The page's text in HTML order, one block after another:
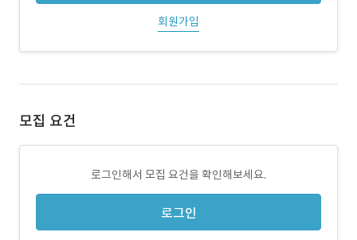
회원가입
모집 요건
로그인해서 모집 요건을 확인해보세요.
로그인